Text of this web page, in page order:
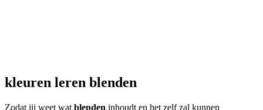
kleuren leren blenden
Zodat jij weet wat blenden inhoudt en het zelf zal kunnen